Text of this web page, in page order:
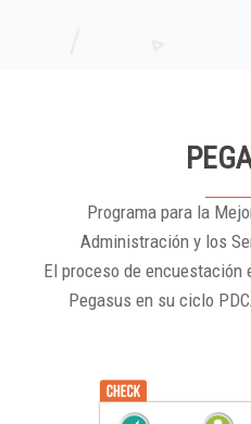
Programa para la
Administración y los
El proceso de encuestación
Pegasus en su ciclo